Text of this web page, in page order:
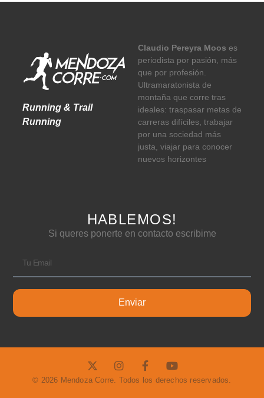
Running & Trail
Running
Claudio Pereyra Moos es
periodista por pasión, más
que por profesión.
Ultramaratonista de
montaña que corre tras
ideales: traspasar metas de
carreras difíciles, trabajar
por una sociedad más
justa, viajar para conocer
nuevos horizontes
HABLEMOS!
Si queres ponerte en contacto escribime
Enviar
© 2026 Mendoza Corre. Todos los derechos reservados.